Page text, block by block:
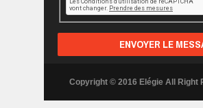
Copyright © 2016 Elégie All Right